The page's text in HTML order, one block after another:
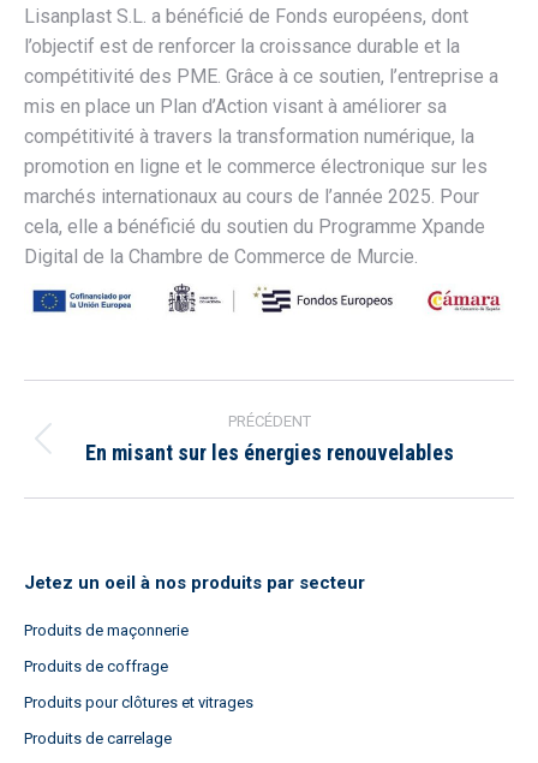
Lisanplast S.L. a bénéficié de Fonds européens, dont
l’objectif est de renforcer la croissance durable et la
compétitivité des PME. Grâce à ce soutien, l’entreprise a
mis en place un Plan d’Action visant à améliorer sa
compétitivité à travers la transformation numérique, la
promotion en ligne et le commerce électronique sur les
marchés internationaux au cours de l’année 2025. Pour
cela, elle a bénéficié du soutien du Programme Xpande
Digital de la Chambre de Commerce de Murcie.
article
PRÉCÉDENT
Article
En misant sur les énergies renouvelables
Jetez un oeil à nos produits par secteur
Produits de maçonnerie
Produits de coffrage
Produits pour clôtures et vitrages
Produits de carrelage